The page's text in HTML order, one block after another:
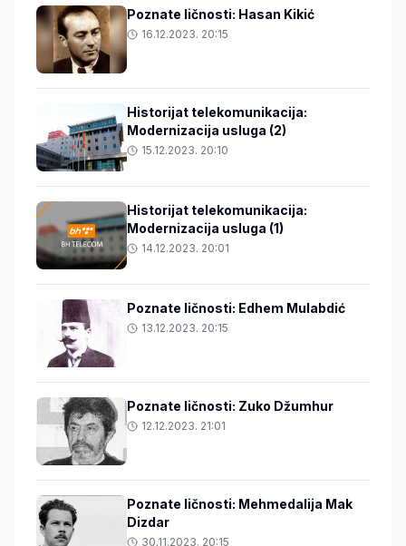
Poznate ličnosti: Hasan Kikić
16.12.2023. 20:15
Historijat telekomunikacija:
Modernizacija usluga (2)
15.12.2023. 20:10
Historijat telekomunikacija:
Modernizacija usluga (1)
14.12.2023. 20:01
Poznate ličnosti: Edhem Mulabdić
13.12.2023. 20:15
Poznate ličnosti: Zuko Džumhur
12.12.2023. 21:01
Poznate ličnosti: Mehmedalija Mak
Dizdar
30.11.2023. 20:15